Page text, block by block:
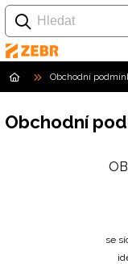
Obchodní
Obchodní
se